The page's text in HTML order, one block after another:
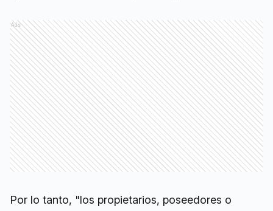
Ads
Por lo tanto, "los propietarios, poseedores o